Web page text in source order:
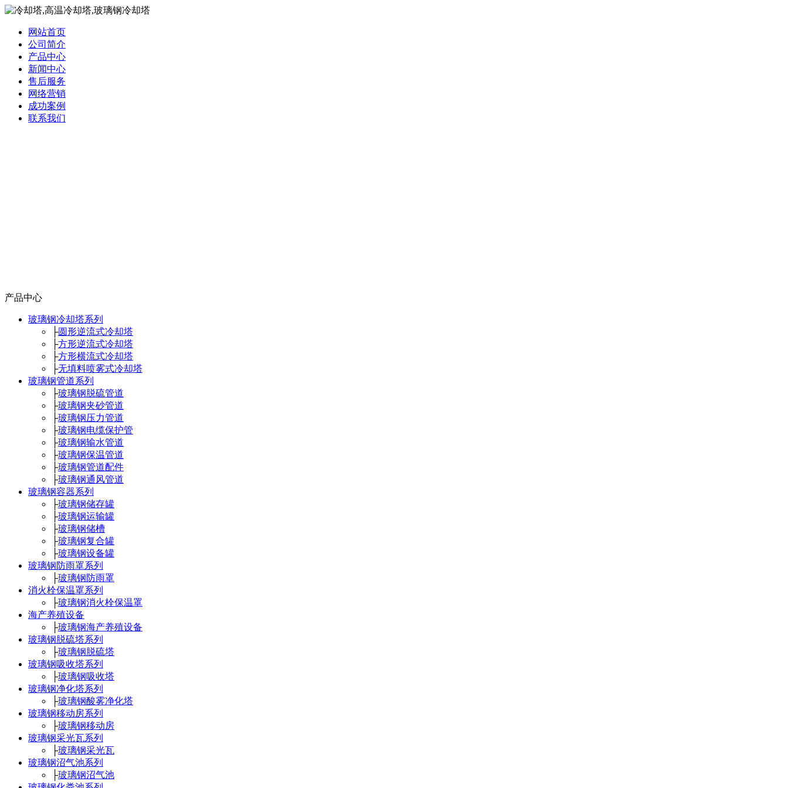
网站首页
公司简介
产品中心
新闻中心
售后服务
网络营销
成功案例
联系我们
产品中心
玻璃钢冷却塔系列
├圆形逆流式冷却塔
├方形逆流式冷却塔
├方形横流式冷却塔
├无填料喷雾式冷却塔
玻璃钢管道系列
├玻璃钢脱硫管道
├玻璃钢夹砂管道
├玻璃钢压力管道
├玻璃钢电缆保护管
├玻璃钢输水管道
├玻璃钢保温管道
├玻璃钢管道配件
├玻璃钢通风管道
玻璃钢容器系列
├玻璃钢储存罐
├玻璃钢运输罐
├玻璃钢储槽
├玻璃钢复合罐
├玻璃钢设备罐
玻璃钢防雨罩系列
├玻璃钢防雨罩
消火栓保温罩系列
├玻璃钢消火栓保温罩
海产养殖设备
├玻璃钢海产养殖设备
玻璃钢脱硫塔系列
├玻璃钢脱硫塔
玻璃钢吸收塔系列
├玻璃钢吸收塔
玻璃钢净化塔系列
├玻璃钢酸雾净化塔
玻璃钢移动房系列
├玻璃钢移动房
玻璃钢采光瓦系列
├玻璃钢采光瓦
玻璃钢沼气池系列
├玻璃钢沼气池